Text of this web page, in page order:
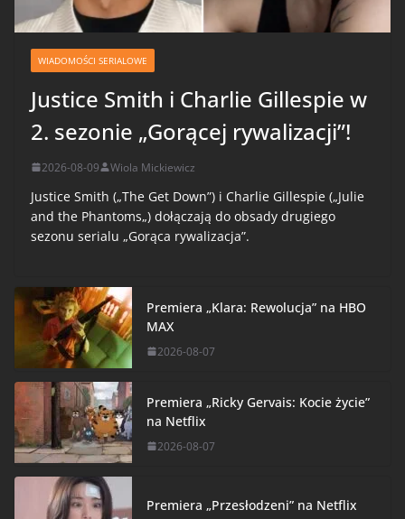
WIADOMOŚCI SERIALOWE
Justice Smith i Charlie Gillespie w
2. sezonie „Gorącej rywalizacji”!
2026-08-09 Wiola Mickiewicz
Justice Smith („The Get Down”) i Charlie Gillespie („Julie
and the Phantoms„) dołączają do obsady drugiego
sezonu serialu „Gorąca rywalizacja”.
Premiera „Klara: Rewolucja” na HBO
MAX
2026-08-07
Premiera „Ricky Gervais: Kocie życie”
na Netflix
2026-08-07
Premiera „Przesłodzeni” na Netflix